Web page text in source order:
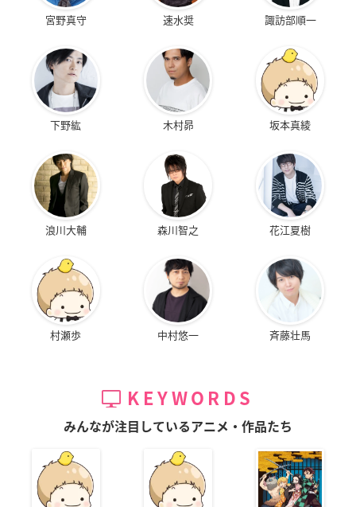
宮野真守 速水奨 諏訪部順一
下野紘 木村昴 坂本真綾
浪川大輔 森川智之 花江夏樹
村瀬歩 中村悠一 斉藤壮馬
KEYWORDS
みんなが注目しているアニメ・作品たち